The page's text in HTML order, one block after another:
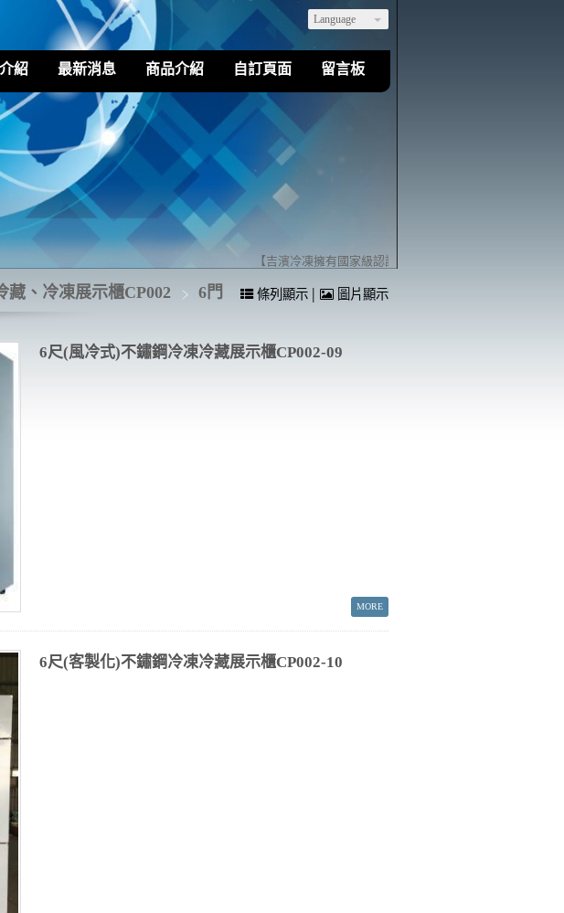
Language
紹 最新消息 商品介紹 自訂頁面 留言板
【吉濱冷凍擁有國家級認證的乙級冷凍空調裝修技術】歡迎
藏、冷凍展示櫃CP002 6門 條列顯示 | 圖片顯示
6尺(風冷式)不鏽鋼冷凍冷藏展示櫃CP002-09
6尺(客製化)不鏽鋼冷凍冷藏展示櫃CP002-10